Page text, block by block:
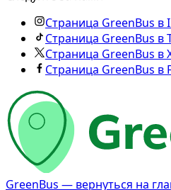
Страница GreenBus в
Страница GreenBus в
Страница GreenBus в
Страница GreenBus в
GreenBus — вернуться на